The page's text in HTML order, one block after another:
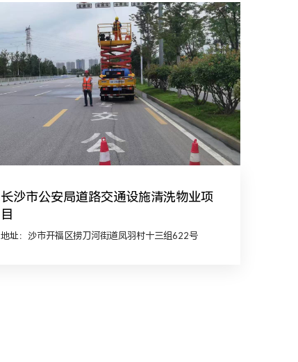
长沙市公安局道路交通设施清洗物业项
目
地址：沙市开福区捞刀河街道凤羽村十三组622号